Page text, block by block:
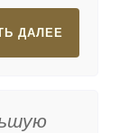
ДАЛЕЕ